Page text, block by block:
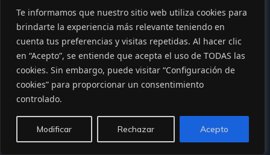
Te informamos que nuestro sitio web utiliza cookies para
brindarte la experiencia más relevante teniendo en
cuenta tus preferencias y visitas repetidas. Al hacer clic
en “Acepto”, se entiende que acepta el uso de TODAS las
cookies. Sin embargo, puede visitar “Configuración de
cookies” para proporcionar un consentimiento
controlado.
Modificar Rechazar Acepto
My account
All listings
Pricing Plan
How it work